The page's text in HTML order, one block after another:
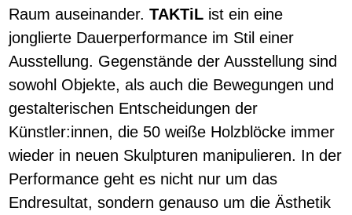
Raum auseinander.TAKTiL ist ein eine
jonglierte Dauerperformance im Stil einer
Ausstellung. Gegenstände der Ausstellung sind
sowohl Objekte, als auch die Bewegungen und
gestalterischen Entscheidungen der
Künstler:innen, die 50 weiße Holzblöcke immer
wieder in neuen Skulpturen manipulieren. In der
Performance geht es nicht nur um das
Endresultat, sondern genauso um die Ästhetik